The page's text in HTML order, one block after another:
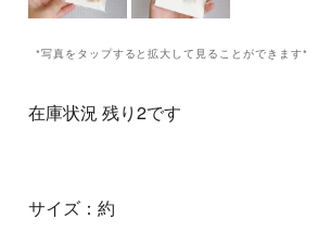
*写真をタップすると拡大して見ることができます*
在庫状況 残り2です
サイズ：約